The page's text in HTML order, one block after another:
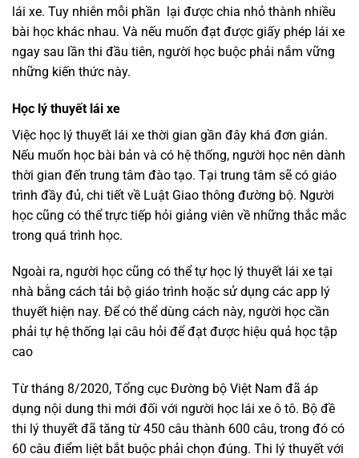
lái xe. Tuy nhiên mỗi phần lại được chia nhỏ thành nhiều
bài học khác nhau. Và nếu muốn đạt được giấy phép lái xe
ngay sau lần thi đầu tiên, người học buộc phải nắm vững
những kiến thức này.
Học lý thuyết lái xe
Việc học lý thuyết lái xe thời gian gần đây khá đơn giản.
Nếu muốn học bài bản và có hệ thống, người học nên dành
thời gian đến trung tâm đào tạo. Tại trung tâm sẽ có giáo
trình đầy đủ, chi tiết về Luật Giao thông đường bộ. Người
học cũng có thể trực tiếp hỏi giảng viên về những thắc mắc
trong quá trình học.
Ngoài ra, người học cũng có thể tự học lý thuyết lái xe tại
nhà bằng cách tải bộ giáo trình hoặc sử dụng các app lý
thuyết hiện nay. Để có thể dùng cách này, người học cần
phải tự hệ thống lại câu hỏi để đạt được hiệu quả học tập
cao
Từ tháng 8/2020, Tổng cục Đường bộ Việt Nam đã áp
dụng nội dung thi mới đối với người học lái xe ô tô. Bộ đề
thi lý thuyết đã tăng từ 450 câu thành 600 câu, trong đó có
60 câu điểm liệt bắt buộc phải chọn đúng. Thi lý thuyết với